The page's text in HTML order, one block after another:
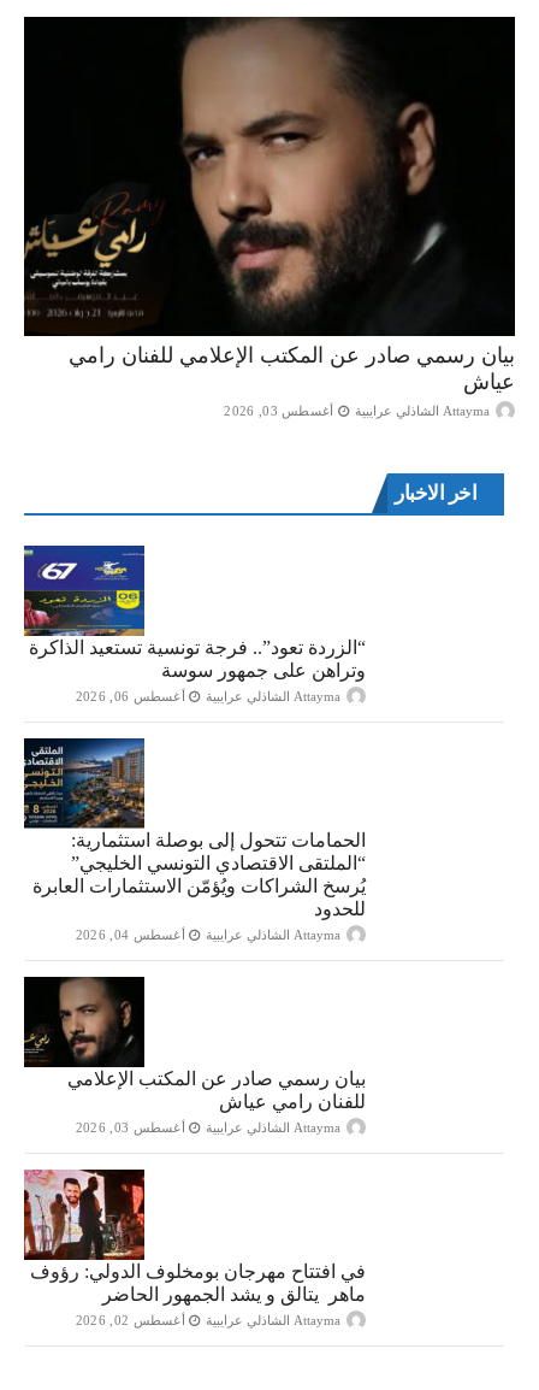
بيان رسمي صادر عن المكتب الإعلامي للفنان رامي
عياش
Attayma الشاذلي عرايبية أغسطس 03, 2026
اخر الاخبار
“الزردة تعود”.. فرجة تونسية تستعيد الذاكرة
وتراهن على جمهور سوسة
Attayma الشاذلي عرايبية أغسطس 06, 2026
الحمامات تتحول إلى بوصلة استثمارية:
“الملتقى الاقتصادي التونسي الخليجي”
يُرسخ الشراكات ويُؤمّن الاستثمارات العابرة
للحدود
Attayma الشاذلي عرايبية أغسطس 04, 2026
بيان رسمي صادر عن المكتب الإعلامي
للفنان رامي عياش
Attayma الشاذلي عرايبية أغسطس 03, 2026
في افتتاح مهرجان بومخلوف الدولي: رؤوف
ماهر يتالق و يشد الجمهور الحاضر
Attayma الشاذلي عرايبية أغسطس 02, 2026